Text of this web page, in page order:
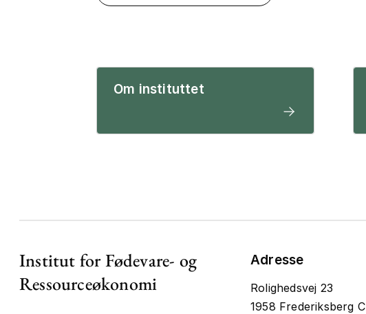
Om instituttet
Institut for Fødevare- og
Ressourceøkonomi
Adresse
Rolighedsvej 23
1958 Frederiksberg C